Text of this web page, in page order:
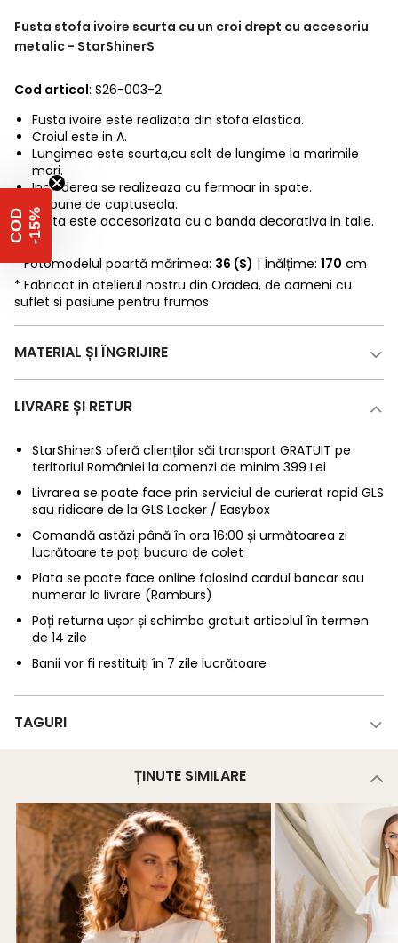
Fusta stofa ivoire scurta cu un croi drept cu accesoriu
metalic - StarShinerS
Cod articol: S26-003-2
Fusta ivoire este realizata din stofa elastica.
Croiul este in A.
Lungimea este scurta,cu salt de lungime la marimile
mari.
Inchiderea se realizeaza cu fermoar in spate.
Dispune de captuseala.
Fusta este accesorizata cu o banda decorativa in talie.
* Fotomodelul poartă mărimea: 36 (S) | Înălțime: 170 cm
* Fabricat in atelierul nostru din Oradea, de oameni cu
suflet si pasiune pentru frumos
MATERIAL ȘI ÎNGRIJIRE
LIVRARE ȘI RETUR
StarShinerS oferă clienților săi transport GRATUIT pe
teritoriul României la comenzi de minim 399 Lei
Livrarea se poate face prin serviciul de curierat rapid GLS
sau ridicare de la GLS Locker / Easybox
Comandă astăzi până în ora 16:00 și următoarea zi
lucrătoare te poți bucura de colet
Plata se poate face online folosind cardul bancar sau
numerar la livrare (Ramburs)
Poți returna ușor și schimba gratuit articolul în termen
de 14 zile
Banii vor fi restituiți în 7 zile lucrătoare
TAGURI
ȚINUTE SIMILARE
C
O
D
-
1
5 %